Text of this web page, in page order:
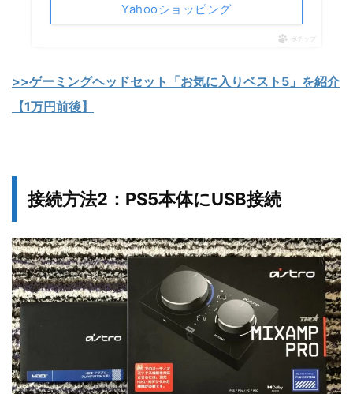
Yahooショッピング
ポチップ
>>ゲーミングヘッドセット「お気に入りベスト5」を紹介
【1万円前後】
接続方法2：PS5本体にUSB接続